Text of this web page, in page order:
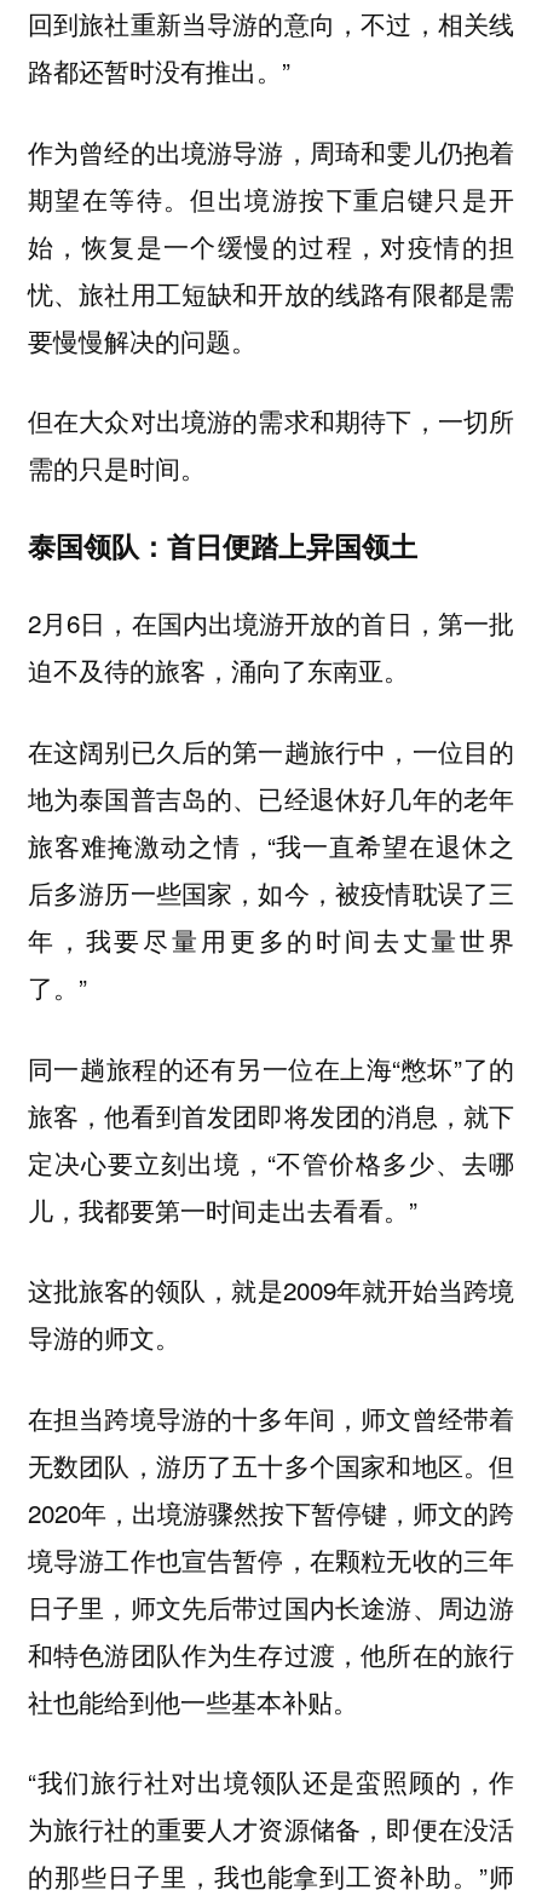
回到旅社重新当导游的意向，不过，相关线
路都还暂时没有推出。”
作为曾经的出境游导游，周琦和雯儿仍抱着
期望在等待。但出境游按下重启键只是开
始，恢复是一个缓慢的过程，对疫情的担
忧、旅社用工短缺和开放的线路有限都是需
要慢慢解决的问题。
但在大众对出境游的需求和期待下，一切所
需的只是时间。
泰国领队：首日便踏上异国领土
2月6日，在国内出境游开放的首日，第一批
迫不及待的旅客，涌向了东南亚。
在这阔别已久后的第一趟旅行中，一位目的
地为泰国普吉岛的、已经退休好几年的老年
旅客难掩激动之情，“我一直希望在退休之
后多游历一些国家，如今，被疫情耽误了三
年，我要尽量用更多的时间去丈量世界
了。”
同一趟旅程的还有另一位在上海“憋坏”了的
旅客，他看到首发团即将发团的消息，就下
定决心要立刻出境，“不管价格多少、去哪
儿，我都要第一时间走出去看看。”
这批旅客的领队，就是2009年就开始当跨境
导游的师文。
在担当跨境导游的十多年间，师文曾经带着
无数团队，游历了五十多个国家和地区。但
2020年，出境游骤然按下暂停键，师文的跨
境导游工作也宣告暂停，在颗粒无收的三年
日子里，师文先后带过国内长途游、周边游
和特色游团队作为生存过渡，他所在的旅行
社也能给到他一些基本补贴。
“我们旅行社对出境领队还是蛮照顾的，作
为旅行社的重要人才资源储备，即便在没活
的那些日子里，我也能拿到工资补助。”师